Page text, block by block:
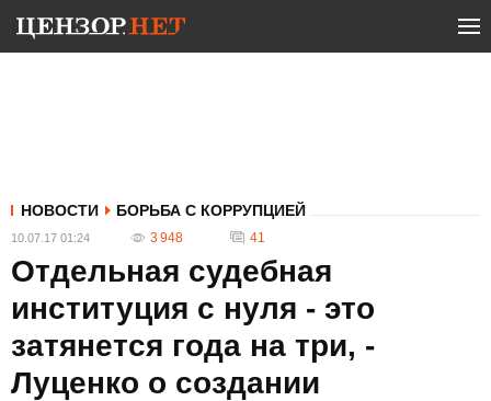
НОВОСТИ БОРЬБА С КОРРУПЦИЕЙ
10.07.17 01:24 3 948 41
Отдельная судебная
институция с нуля - это
затянется года на три, -
Луценко о создании